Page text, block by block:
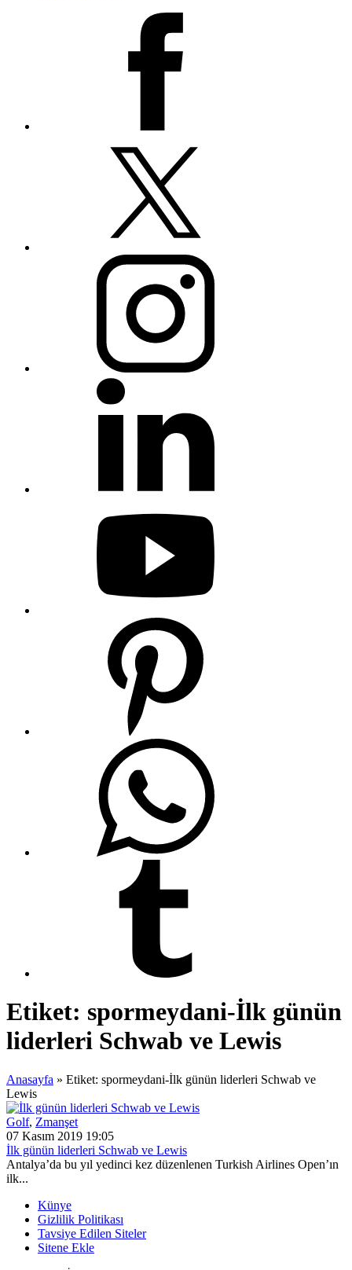
Etiket: spormeydani-İlk günün
liderleri Schwab ve Lewis
Anasayfa » Etiket: spormeydani-İlk günün liderleri Schwab ve
Lewis
Golf, Zmanşet
07 Kasım 2019 19:05
İlk günün liderleri Schwab ve Lewis
Antalya’da bu yıl yedinci kez düzenlenen Turkish Airlines Open’ın
ilk...
Künye
Gizlilik Politikası
Tavsiye Edilen Siteler
Sitene Ekle